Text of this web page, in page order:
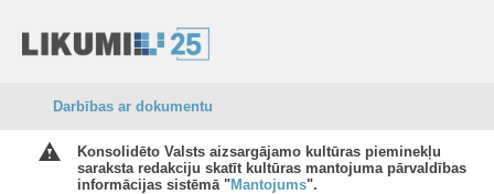
Darbības ar dokumentu
Konsolidēto Valsts aizsargājamo kultūras pieminekļu
saraksta redakciju skatīt kultūras mantojuma pārvaldības
informācijas sistēmā "Mantojums".